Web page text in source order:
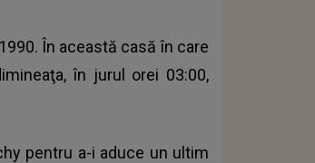
În această casă în care
în jurul orei 03:00,
pentru a-i aduce un ultim